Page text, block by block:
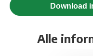
Download
Alle